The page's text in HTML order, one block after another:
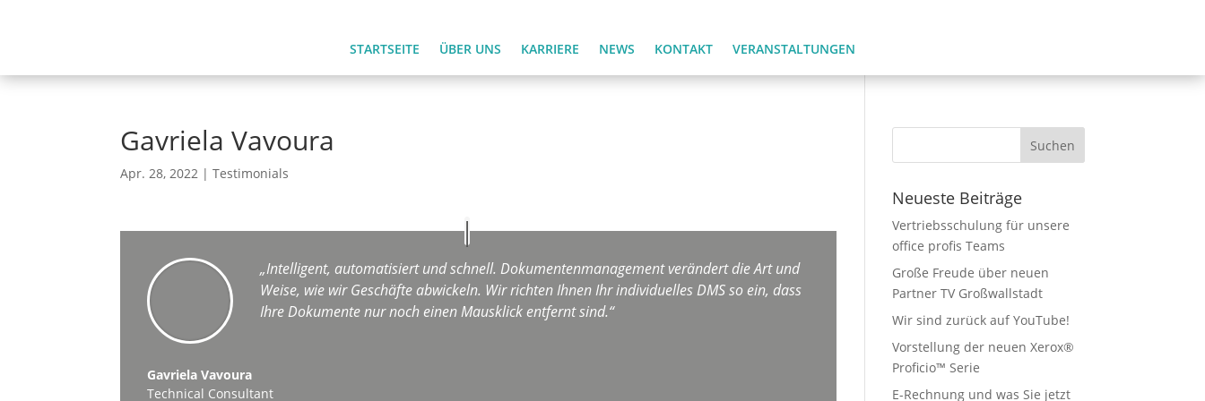
STARTSEITE ÜBER UNS KARRIERE NEWS KONTAKT VERANSTALTUNGEN
Gavriela Vavoura
Apr. 28, 2022 |Testimonials
„Intelligent, automatisiert und schnell. Dokumentenmanagement verändert die Art und
Weise, wie wir Geschäfte abwickeln. Wir richten Ihnen Ihr individuelles DMS so ein, dass
Ihre Dokumente nur noch einen Mausklick entfernt sind.“
Gavriela Vavoura
Technical Consultant
Neueste Beiträge
Vertriebsschulung für unsere
office profis Teams
Große Freude über neuen
Partner TV Großwallstadt
Wir sind zurück auf YouTube!
Vorstellung der neuen Xerox®
Proficio™ Serie
E-Rechnung und was Sie jetzt